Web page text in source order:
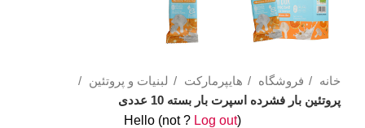
خانه فروشگاه هایپرمارکت
لبنیات و پروتئین
پروتئین بار فشرده اسپرت بار بسته 10 عددی
Hello (not? Log out)